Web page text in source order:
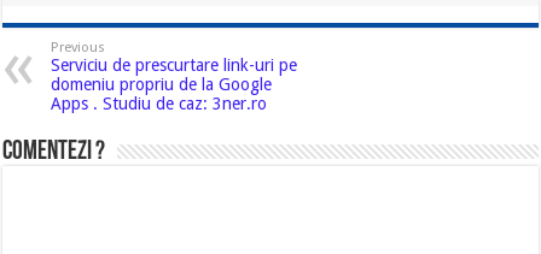
Previous
Serviciu de prescurtare link-uri pe
domeniu propriu de la Google
Apps . Studiu de caz: 3ner.ro
Comentezi ?